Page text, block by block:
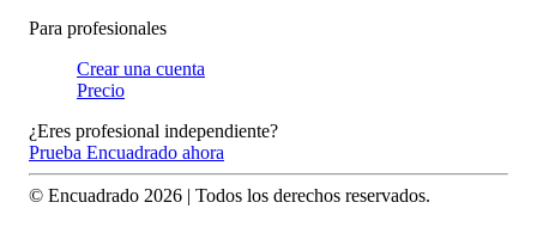
Para profesionales
Crear una cuenta
Precio
¿Eres profesional independiente?
Prueba Encuadrado ahora
© Encuadrado 2026 | Todos los derechos reservados.